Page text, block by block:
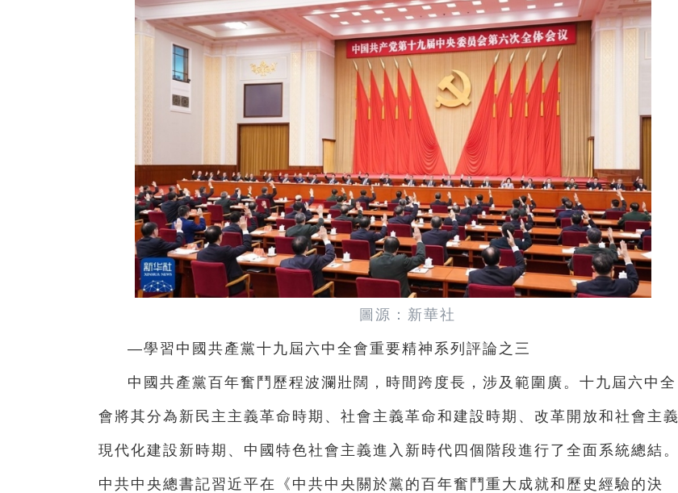
圖源：新華社
—學習中國共產黨十九屆六中全會重要精神系列評論之三
中國共產黨百年奮鬥歷程波瀾壯闊，時間跨度長，涉及範圍廣。十九屆六中全
會將其分為新民主主義革命時期、社會主義革命和建設時期、改革開放和社會主義
現代化建設新時期、中國特色社會主義進入新時代四個階段進行了全面系統總結。
中共中央總書記習近平在《中共中央關於黨的百年奮鬥重大成就和歷史經驗的決